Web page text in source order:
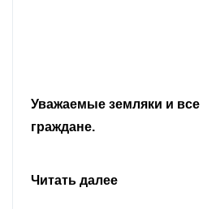
Уважаемые земляки и
граждане.
Читать далее